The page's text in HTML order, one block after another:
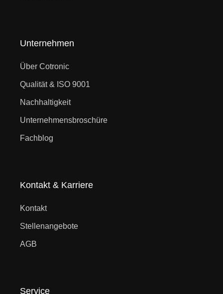
Unternehmen
Über Cotronic
Qualität & ISO 9001
Nachhaltigkeit
Unternehmensbroschüre
Fachblog
Kontakt & Karriere
Kontakt
Stellenangebote
AGB
Service